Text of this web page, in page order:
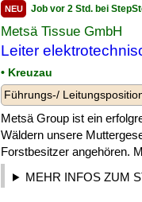
NEU Job vor 2 Std. bei
Metsä Tissue GmbH
Leiter
• Kreuzau
Führungs-/
Metsä Group ist ein
Wäldern unsere
Forstbesitzer angehören.
MEHR INFOS ZUM